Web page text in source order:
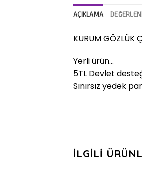
AÇIKLAMA
KURUM GÖZLÜK
Yerli ürün…
5TL Devlet
Sınırsız yedek
İLGILI